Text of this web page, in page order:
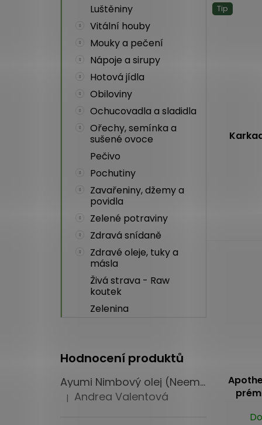
Luštěniny
Vitální houby
Mouky a pečení
Nápoje a sirupy
Hotová jídla
Obiloviny
Ochucovadla a sladidla
Ořechy, semínka a
sušené ovoce
Pečivo
Pochutiny
Zavařeniny, džemy a
povidla
Zelené potraviny
Zdravá snídaně
Zdravé oleje, tuky a
másla
Živá strava - Raw
koutek
Zelenina
Hodnocení produktů
Ayumi Nimbový olej (Neem Oil) 100 ml
Hodnocení produktu je 5 z 5 hvězdiček.
| Andrea Valentová
5Tip